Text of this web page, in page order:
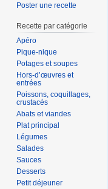
Poster une recette
Recette par catégorie
Apéro
Pique-nique
Potages et soupes
Hors-d’œuvres et
entrées
Poissons, coquillages,
crustacés
Abats et viandes
Plat principal
Légumes
Salades
Sauces
Desserts
Petit déjeuner